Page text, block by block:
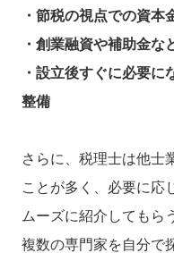
・節税の視点での資本
・創業融資や補助金
・設立後すぐに必要
整備
さらに、税理士は他士
ことが多く、必要に応
ムーズに紹介してもら
複数の専門家を自分で